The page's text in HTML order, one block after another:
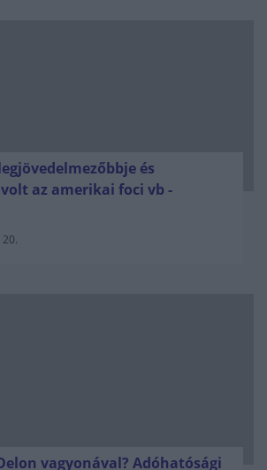
és
az amerikai foci vb -
vagyonával? Adóhatósági